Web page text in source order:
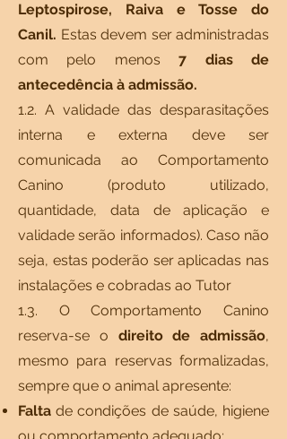
Leptospirose, Raiva e Tosse do
Canil. Estas devem ser administradas
com pelo menos7 dias de
antecedência à admissão.
1.2. A validade das desparasitações
interna e externa deve ser
comunicada ao Comportamento
Canino (produto utilizado,
quantidade, data de aplicação e
validade serão informados). Caso não
seja, estas poderão ser aplicadas nas
instalações e cobradas ao Tutor
1.3. O Comportamento Canino
reserva-se o direito de admissão,
mesmo para reservas formalizadas,
sempre que o animal apresente:
Falta de condições de saúde, higiene